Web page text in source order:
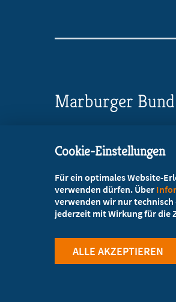
Marburger Bund
Wildunger Straße 10a
069-768001-0
069-768001-20
mail@mb-hessen.de
Cookie-Einstellungen
Für ein optimales Website-
verwenden dürfen. Über
verwenden wir nur technisch
jederzeit mit Wirkung für die
ALLE AKZEPTIEREN